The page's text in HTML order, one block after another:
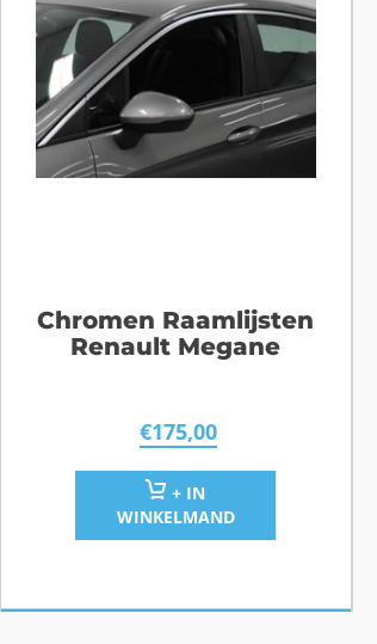
Chromen Raamlijsten
Renault Megane
€175,00
+ IN
WINKELMAND